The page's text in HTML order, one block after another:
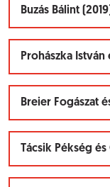
Buzás Bálint (2019)
Prohászka István
Breier Fogászat
Tácsik Pékség